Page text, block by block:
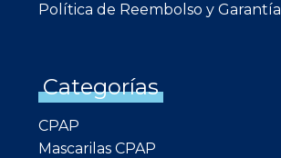
Política de Reembolso y Garantía
Categorías
CPAP
Mascarilas CPAP